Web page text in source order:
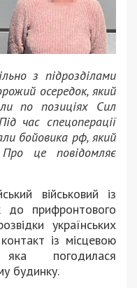
з підрозділами
осередок, який
по позиціях Сил
час спецоперації
бойовика рф, який
це повідомляє
військовий із
до прифронтового
українських
із місцевою
погодилася
будинку.